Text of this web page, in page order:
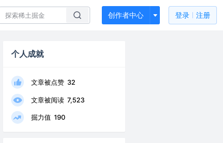
创作者中心 登录 注册
个人成就
文章被点赞 32
文章被阅读 7,523
掘力值 190